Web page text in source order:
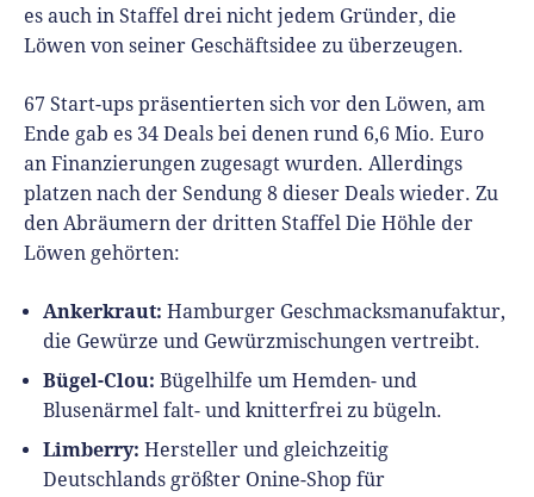
es auch in Staffel drei nicht jedem Gründer, die
Löwen von seiner Geschäftsidee zu überzeugen.
67 Start-ups präsentierten sich vor den Löwen, am
Ende gab es 34 Deals bei denen rund 6,6 Mio. Euro
an Finanzierungen zugesagt wurden. Allerdings
platzen nach der Sendung 8 dieser Deals wieder. Zu
den Abräumern der dritten Staffel Die Höhle der
Löwen gehörten:
Ankerkraut: Hamburger Geschmacksmanufaktur,
die Gewürze und Gewürzmischungen vertreibt.
Bügel-Clou: Bügelhilfe um Hemden- und
Blusenärmel falt- und knitterfrei zu bügeln.
Limberry: Hersteller und gleichzeitig
Deutschlands größter Onine-Shop für